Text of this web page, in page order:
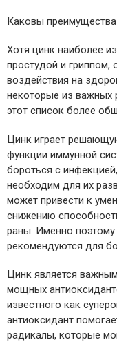
Каковы
Хотя цинк наиболее
простудой и гриппом,
воздействия на
некоторые из важных
этот список более
Цинк играет
функции иммунной
бороться с
необходим для их
может привести к
снижению
раны. Именно
рекомендуются для
Цинк является
мощных
известного как
антиоксидант
радикалы, которые